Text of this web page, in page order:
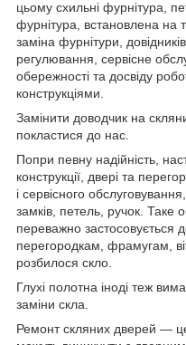
цьому схильні фурнітура,
фурнітура, встановлена на
заміна фурнітури,
регулювання, сервісне
обережності та досвіду
конструкціями.
Замінити доводчик на
покластися до нас.
Попри певну надійність,
конструкції, двері та
і сервісного
замків, петель, ручок. Таке
переважно застосовується
перегородкам, фрамугам,
розбилося скло.
Глухі полотна іноді теж
заміни скла.
Ремонт скляних дверей — це